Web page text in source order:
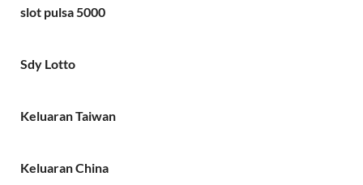
slot pulsa 5000
Sdy Lotto
Keluaran Taiwan
Keluaran China